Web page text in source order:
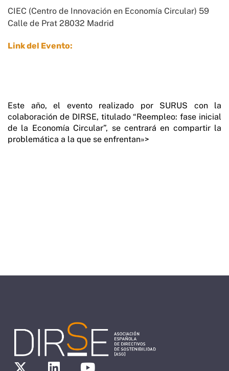
CIEC (Centro de Innovación en Economía Circular) 59
Calle de Prat 28032 Madrid
Link del Evento:
Este año, el evento realizado por SURUS con la
colaboración de DIRSE, titulado “Reempleo: fase inicial
de la Economía Circular”, se centrará en compartir la
problemática a la que se enfrentan»>